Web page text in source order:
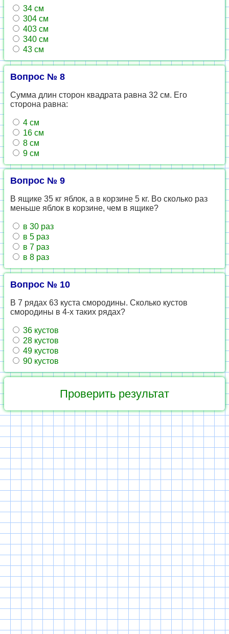
34 см
304 см
403 см
340 см
43 см
Вопрос № 8
Сумма длин сторон квадрата равна 32 см. Его
сторона равна:
4 см
16 см
8 см
9 см
Вопрос № 9
В ящике 35 кг яблок, а в корзине 5 кг. Во сколько раз
меньше яблок в корзине, чем в ящике?
в 30 раз
в 5 раз
в 7 раз
в 8 раз
Вопрос № 10
В 7 рядах 63 куста смородины. Сколько кустов
смородины в 4-х таких рядах?
36 кустов
28 кустов
49 кустов
90 кустов